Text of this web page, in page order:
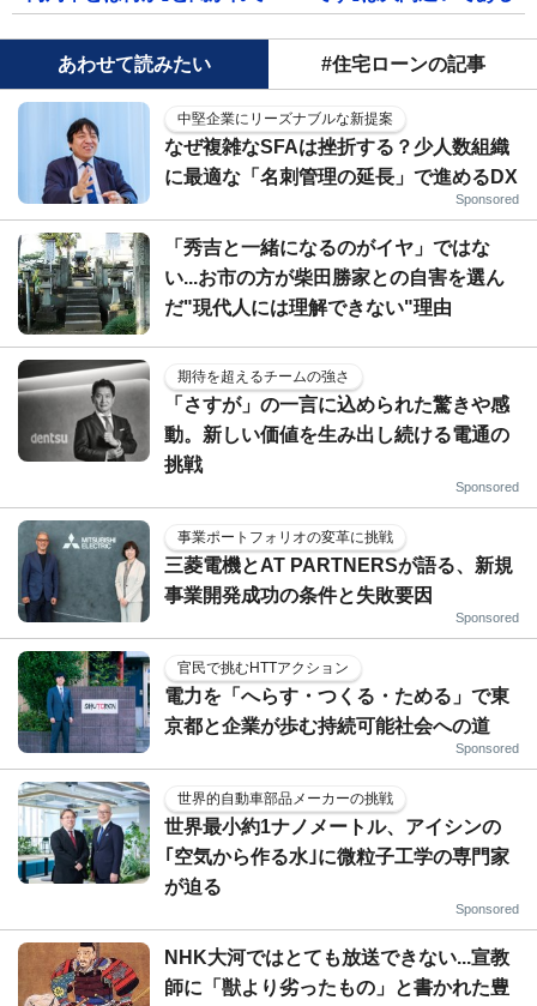
あわせて読みたい #住宅ローンの記事
中堅企業にリーズナブルな新提案
なぜ複雑なSFAは挫折する？少人数組織
に最適な「名刺管理の延長」で進めるDX
Sponsored
「秀吉と一緒になるのがイヤ」ではな
い...お市の方が柴田勝家との自害を選ん
だ"現代人には理解できない"理由
期待を超えるチームの強さ
「さすが」の一言に込められた驚きや感
動。新しい価値を生み出し続ける電通の
挑戦
Sponsored
事業ポートフォリオの変革に挑戦
三菱電機とAT PARTNERSが語る、新規
事業開発成功の条件と失敗要因
Sponsored
官民で挑むHTTアクション
電力を「へらす・つくる・ためる」で東
京都と企業が歩む持続可能社会への道
Sponsored
世界的自動車部品メーカーの挑戦
世界最小約1ナノメートル、アイシンの
｢空気から作る水｣に微粒子工学の専門家
が迫る
Sponsored
NHK大河ではとても放送できない...宣教
師に「獣より劣ったもの」と書かれた豊